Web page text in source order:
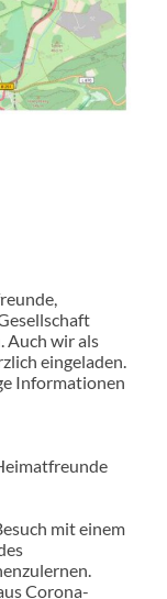
Auch wir als
eingeladen.
Informationen
mit einem
Corona-